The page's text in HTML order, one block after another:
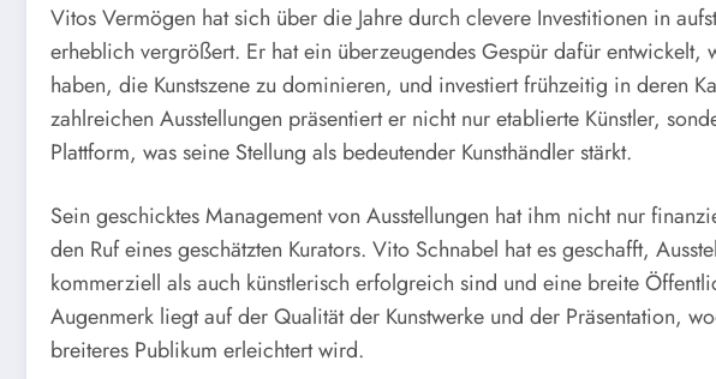
Vitos Vermögen hat sich über die Jahre durch clevere Investitionen in
erheblich vergrößert. Er hat ein überzeugendes Gespür dafür entwickelt,
haben, die Kunstszene zu dominieren, und investiert frühzeitig in deren
zahlreichen Ausstellungen präsentiert er nicht nur etablierte Künstler,
Plattform, was seine Stellung als bedeutender Kunsthändler stärkt.
Sein geschicktes Management von Ausstellungen hat ihm nicht nur
den Ruf eines geschätzten Kurators. Vito Schnabel hat es geschafft,
kommerziell als auch künstlerisch erfolgreich sind und eine breite
Augenmerk liegt auf der Qualität der Kunstwerke und der Präsentation,
breiteres Publikum erleichtert wird.